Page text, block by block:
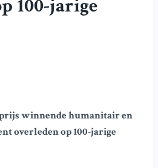
100-jarige
winnende humanitair en
overleden op 100-jarige